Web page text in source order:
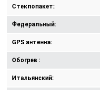
Стеклопакет:
Федеральный:
GPS антенна:
Обогрев :
Итальянский: